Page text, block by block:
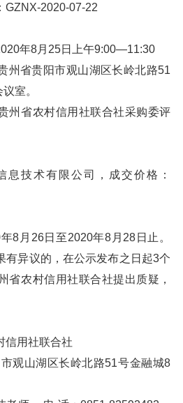
2020-07-22
年8月25日上午9:00—11:30
省贵阳市观山湖区长岭北路51
室。
省农村信用社联合社采购委评
技术有限公司，成交价格：
月26日至2020年8月28日止。
有异议的，在公示发布之日起3个
省农村信用社联合社提出质疑，
用社联合社
山湖区长岭北路51号金融城8